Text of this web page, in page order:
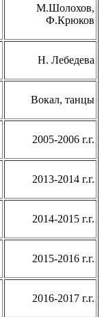
М.Шолохов,
Ф.Крюков
Н. Лебедева
Вокал, танцы
2005-2006 г.г.
2013-2014 г.г.
2014-2015 г.г.
2015-2016 г.г.
2016-2017 г.г.